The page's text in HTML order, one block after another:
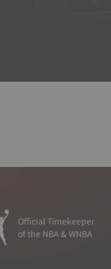
Official Timekeeper
of the NBA & WNBA